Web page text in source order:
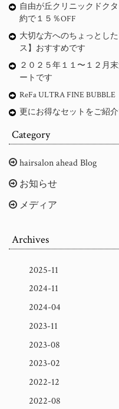
自由が丘クリニックドク
約で１５％OFF
大切な方へのちょっとし
ス】おすすめです
２０２５年１１〜１２月
ートです
ReFa ULTRA FINE
更にお得なセットをご紹
Category
hairsalon ahead Blog
お知らせ
メディア
Archives
2025-11
2024-11
2024-04
2023-11
2023-08
2023-02
2022-12
2022-08